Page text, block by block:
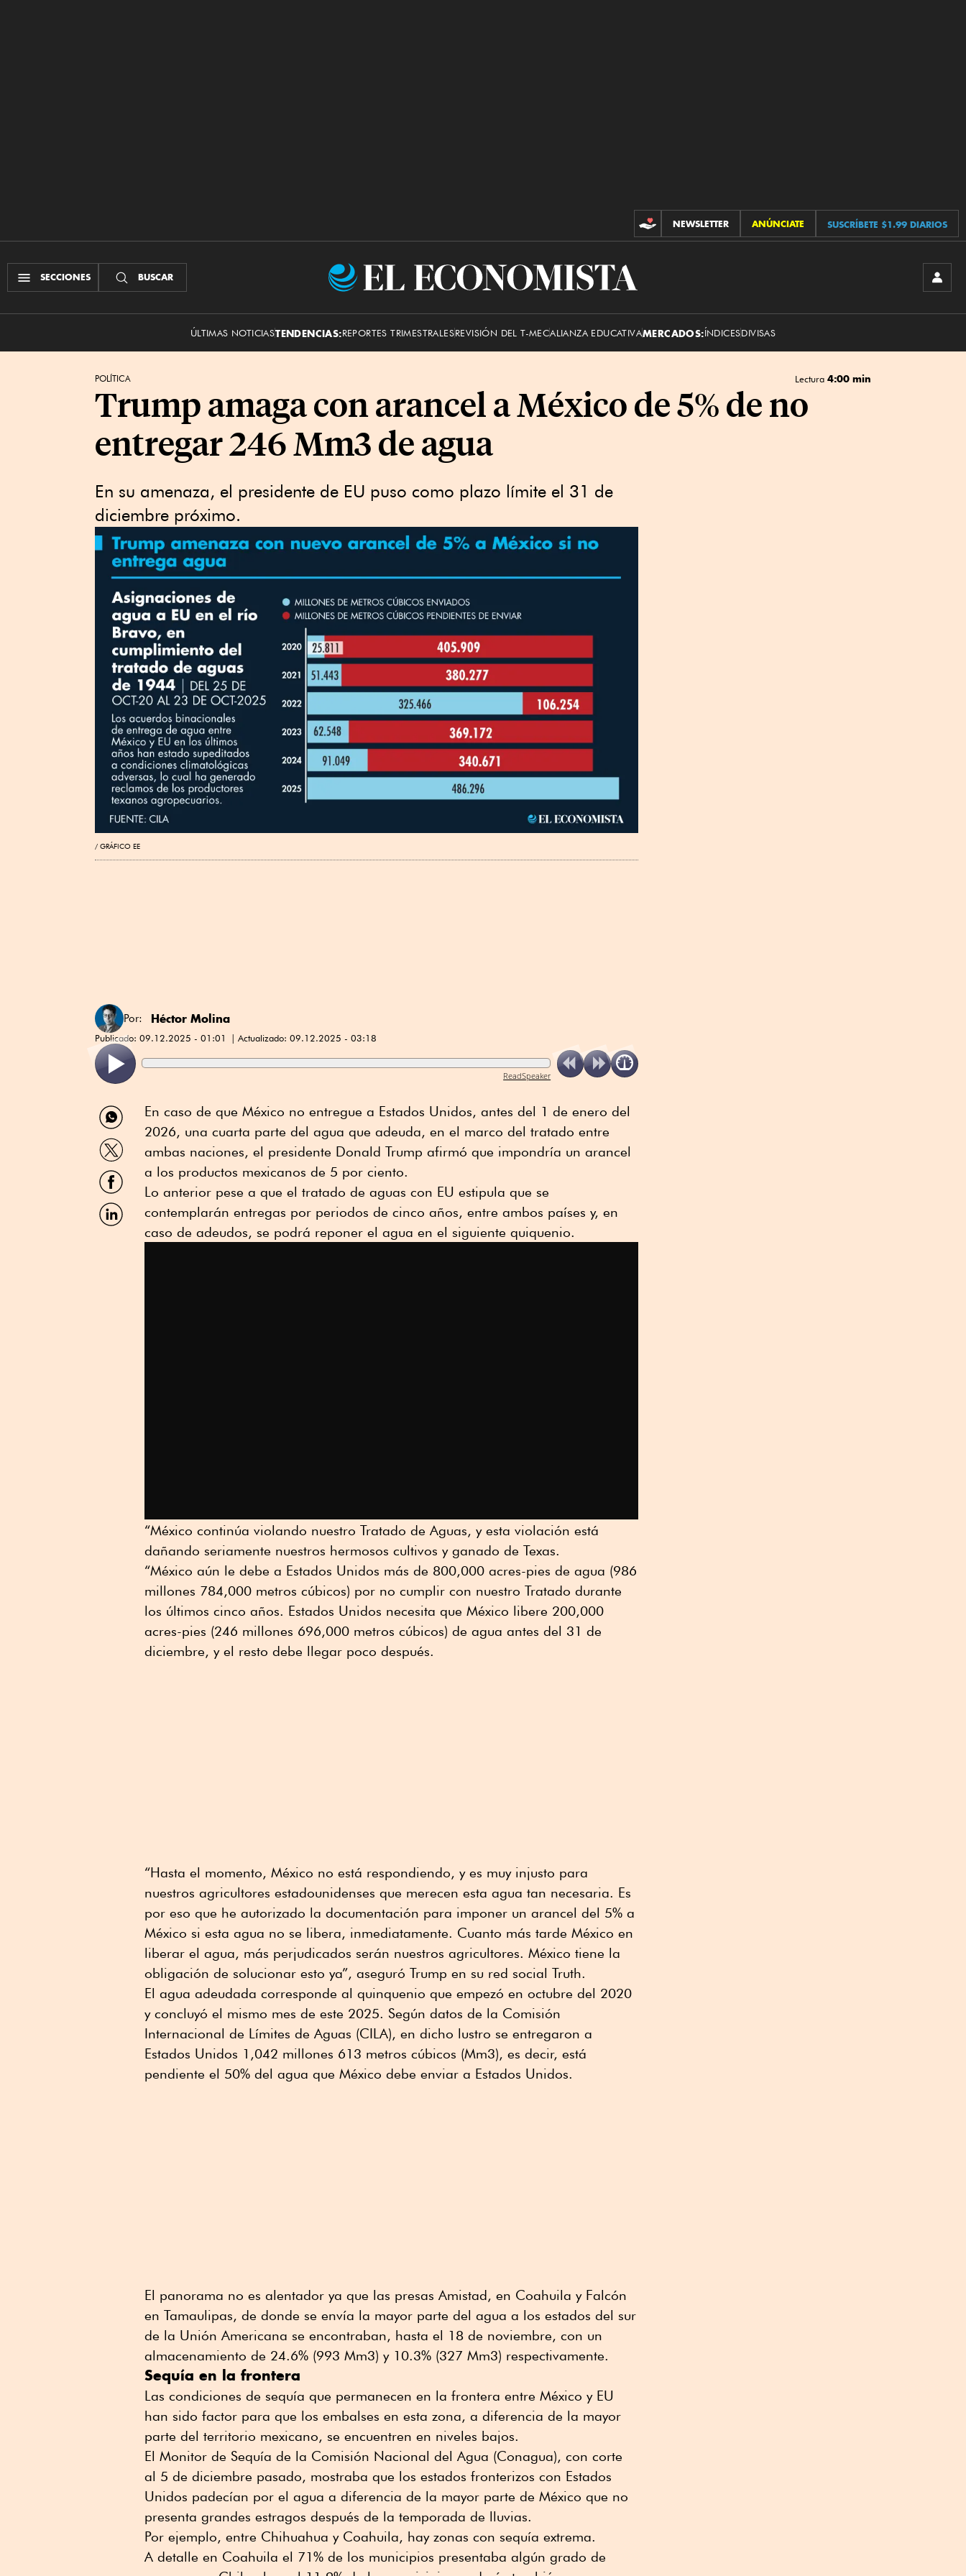
CONTRIBUCIONES
NEWSLETTER ANÚNCIATE SUSCRÍBETE $1.99 DIARIOS
SECCIONES BUSCAR
El
ÚLTIMAS NOTICIASTENDENCIAS:REPORTES TRIMESTRALESREVISIÓN DEL T-MECALIANZA EDUCATIVAMERCADOS:ÍNDICESDIVISAS
POLÍTICA Lectura 4:00 min
Trump amaga con arancel a México de 5% de no
entregar 246 Mm3 de agua
En su amenaza, el presidente de EU puso como plazo límite el 31 de
diciembre próximo.
GRÁFICO EE
Por: Héctor Molina
Publicado: 09.12.2025 - 01:01 Actualizado: 09.12.2025 - 03:18
ReadSpeaker
Compartir
por
WhatsApp
Compartir
por
Twitter
Compartir
por
Facebook
Compartir
por
En caso de que México no entregue a Estados Unidos, antes del 1 de enero del
2026, una cuarta parte del agua que adeuda, en el marco del tratado entre
ambas naciones, el presidente Donald Trump afirmó que impondría un arancel
a los productos mexicanos de 5 por ciento.
Lo anterior pese a que el tratado de aguas con EU estipula que se
contemplarán entregas por periodos de cinco años, entre ambos países y, en
caso de adeudos, se podrá reponer el agua en el siguiente quiquenio.
“México continúa violando nuestro Tratado de Aguas, y esta violación está
dañando seriamente nuestros hermosos cultivos y ganado de Texas.
“México aún le debe a Estados Unidos más de 800,000 acres-pies de agua (986
millones 784,000 metros cúbicos) por no cumplir con nuestro Tratado durante
los últimos cinco años. Estados Unidos necesita que México libere 200,000
acres-pies (246 millones 696,000 metros cúbicos) de agua antes del 31 de
diciembre, y el resto debe llegar poco después.
“Hasta el momento, México no está respondiendo, y es muy injusto para
nuestros agricultores estadounidenses que merecen esta agua tan necesaria. Es
por eso que he autorizado la documentación para imponer un arancel del 5% a
México si esta agua no se libera, inmediatamente. Cuanto más tarde México en
liberar el agua, más perjudicados serán nuestros agricultores. México tiene la
obligación de solucionar esto ya”, aseguró Trump en su red social Truth.
El agua adeudada corresponde al quinquenio que empezó en octubre del 2020
y concluyó el mismo mes de este 2025. Según datos de la Comisión
Internacional de Límites de Aguas (CILA), en dicho lustro se entregaron a
Estados Unidos 1,042 millones 613 metros cúbicos (Mm3), es decir, está
pendiente el 50% del agua que México debe enviar a Estados Unidos.
El panorama no es alentador ya que las presas Amistad, en Coahuila y Falcón
en Tamaulipas, de donde se envía la mayor parte del agua a los estados del sur
de la Unión Americana se encontraban, hasta el 18 de noviembre, con un
almacenamiento de 24.6% (993 Mm3) y 10.3% (327 Mm3) respectivamente.
Sequía en la frontera
Las condiciones de sequía que permanecen en la frontera entre México y EU
han sido factor para que los embalses en esta zona, a diferencia de la mayor
parte del territorio mexicano, se encuentren en niveles bajos.
El Monitor de Sequía de la Comisión Nacional del Agua (Conagua), con corte
al 5 de diciembre pasado, mostraba que los estados fronterizos con Estados
Unidos padecían por el agua a diferencia de la mayor parte de México que no
presenta grandes estragos después de la temporada de lluvias.
Por ejemplo, entre Chihuahua y Coahuila, hay zonas con sequía extrema.
A detalle en Coahuila el 71% de los municipios presentaba algún grado de